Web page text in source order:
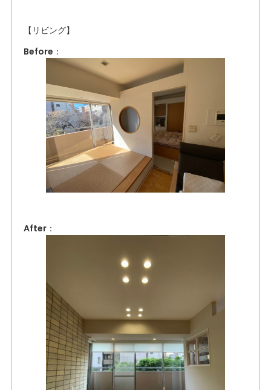
【リビング】
Before：
After：